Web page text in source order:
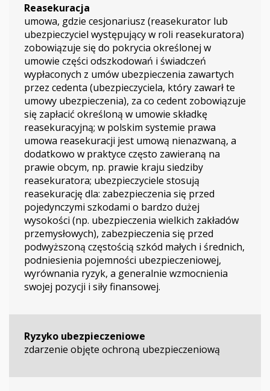
Reasekuracja
umowa, gdzie cesjonariusz (reasekurator lub
ubezpieczyciel występujący w roli reasekuratora)
zobowiązuje się do pokrycia określonej w
umowie części odszkodowań i świadczeń
wypłaconych z umów ubezpieczenia zawartych
przez cedenta (ubezpieczyciela, który zawarł te
umowy ubezpieczenia), za co cedent zobowiązuje
się zapłacić określoną w umowie składkę
reasekuracyjną; w polskim systemie prawa
umowa reasekuracji jest umową nienazwaną, a
dodatkowo w praktyce często zawieraną na
prawie obcym, np. prawie kraju siedziby
reasekuratora; ubezpieczyciele stosują
reasekurację dla: zabezpieczenia się przed
pojedynczymi szkodami o bardzo dużej
wysokości (np. ubezpieczenia wielkich zakładów
przemysłowych), zabezpieczenia się przed
podwyższoną częstością szkód małych i średnich,
podniesienia pojemności ubezpieczeniowej,
wyrównania ryzyk, a generalnie wzmocnienia
swojej pozycji i siły finansowej.
Ryzyko ubezpieczeniowe
zdarzenie objęte ochroną ubezpieczeniową